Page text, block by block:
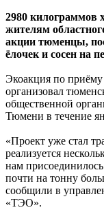
2980 килограммов
жителям
акции тюменцы,
ёлочек и сосен на
Экоакция по
организовал
общественной
Тюмени в течение
«Проект уже стал
реализуется
нам
почти на тонну
сообщили в
«ТЭО».